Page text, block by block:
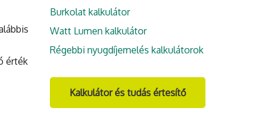
érték
Burkolat kalkulátor
Watt Lumen kalkulátor
Régebbi nyugdíjemelés kalkulátorok
Kalkulátor és tudás értesítő